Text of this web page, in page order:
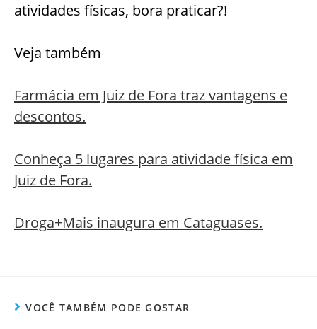
atividades físicas, bora praticar?!
Veja também
Farmácia em Juiz de Fora traz vantagens e
descontos.
Conheça 5 lugares para atividade física em
Juiz de Fora.
Droga+Mais inaugura em Cataguases.
VOCÊ TAMBÉM PODE GOSTAR